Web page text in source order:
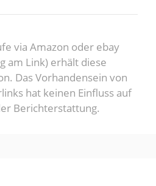
via Amazon oder ebay
am Link) erhält diese
Das Vorhandensein von
hat keinen Einfluss auf
Berichterstattung.